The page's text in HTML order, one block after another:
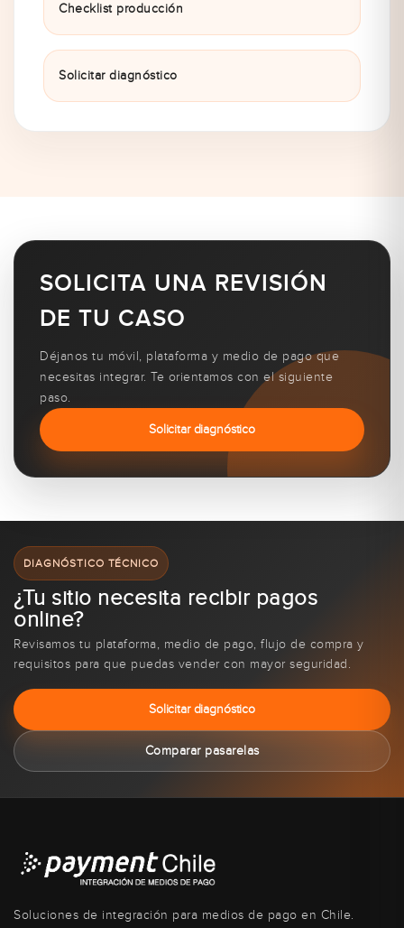
Checklist producción
Solicitar diagnóstico
SOLICITA UNA REVISIÓN
DE TU CASO
Déjanos tu móvil, plataforma y medio de pago que
necesitas integrar. Te orientamos con el siguiente
paso.
Solicitar diagnóstico
DIAGNÓSTICO TÉCNICO
¿Tu sitio necesita recibir pagos
online?
Revisamos tu plataforma, medio de pago, flujo de compra y
requisitos para que puedas vender con mayor seguridad.
Solicitar diagnóstico
Comparar pasarelas
Soluciones de integración para medios de pago en Chile.